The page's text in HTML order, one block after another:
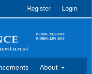
About
Register Login